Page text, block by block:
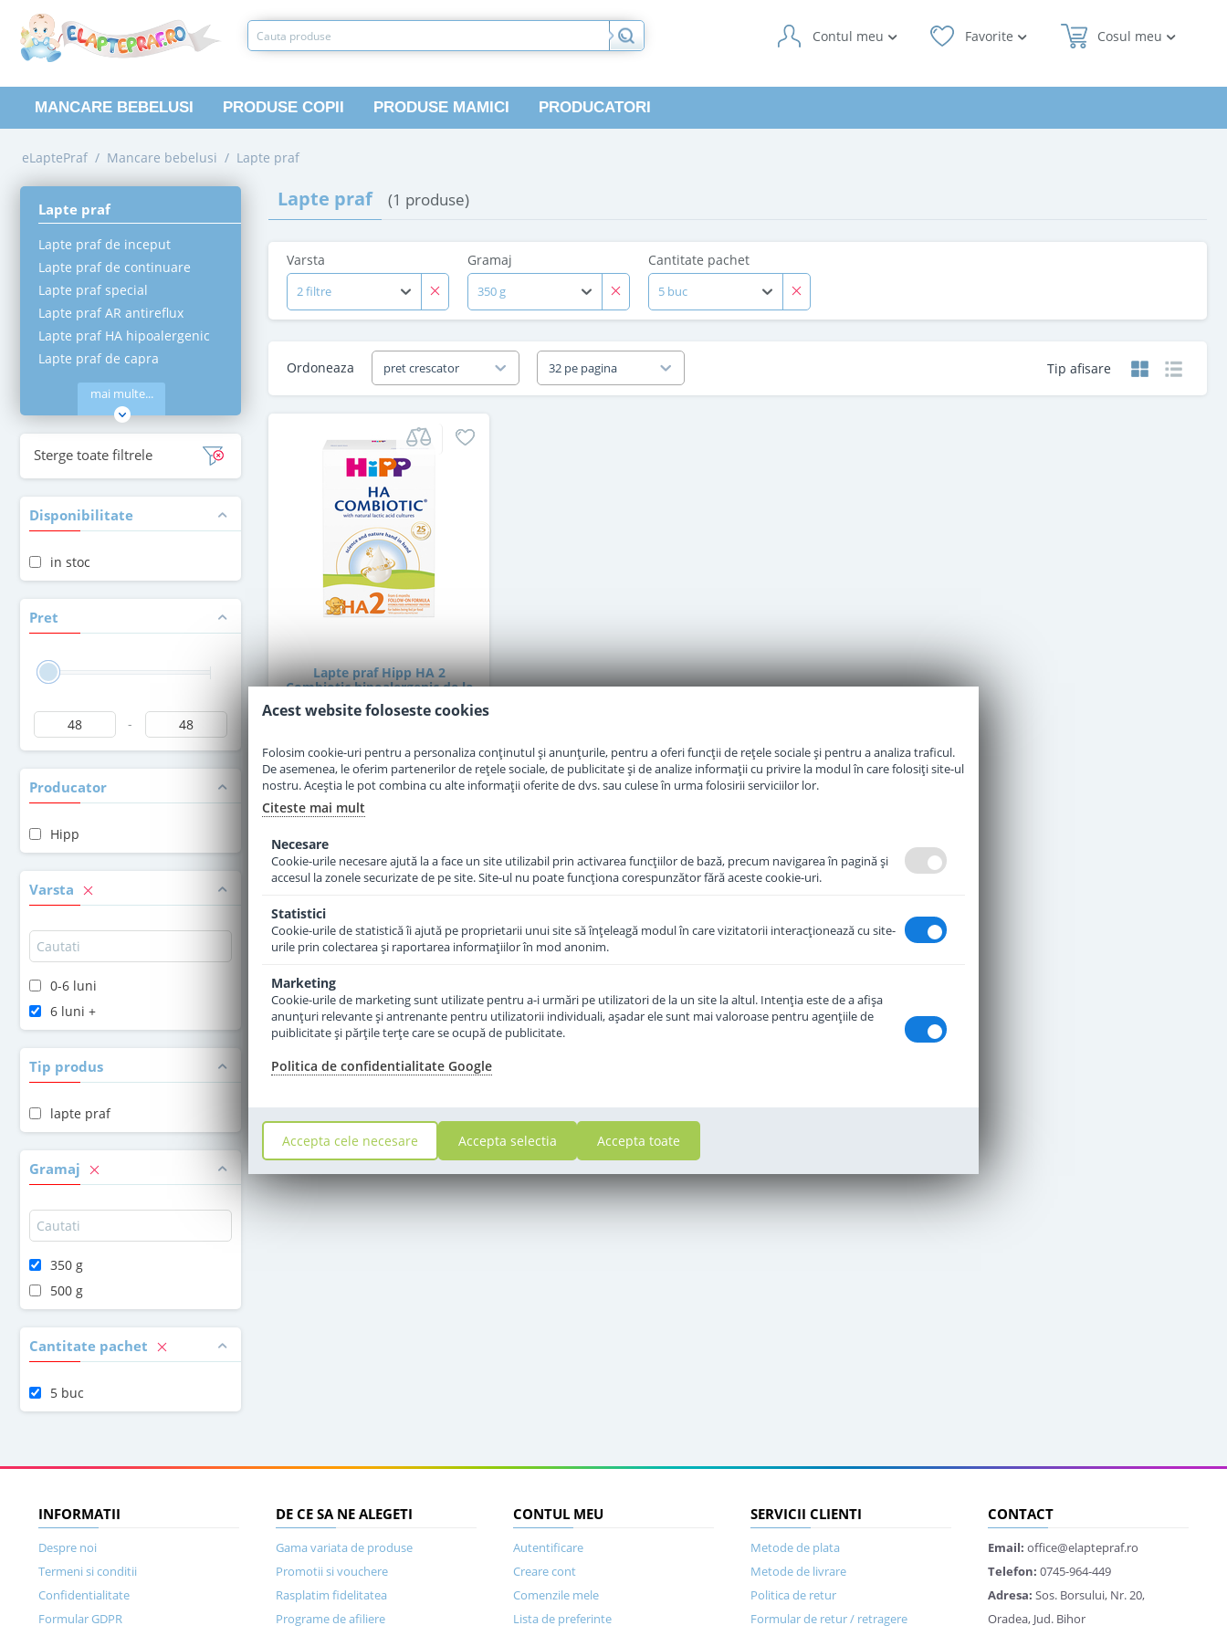
Cosul meu
Favorite
Contul meu
MANCARE BEBELUSI PRODUSE COPII PRODUSE MAMICI PRODUCATORI
eLaptePraf / Mancare bebelusi / Lapte praf
Lapte praf
Lapte praf de inceput
Lapte praf de continuare
Lapte praf special
Lapte praf AR antireflux
Lapte praf HA hipoalergenic
Lapte praf de capra
mai multe...
Sterge toate filtrele
Disponibilitate
in stoc
Pret
-
Producator
Hipp
Varsta
0-6 luni
6 luni +
Tip produs
lapte praf
Gramaj
350 g
500 g
Cantitate pachet
5 buc
Lapte praf (1 produse)
Varsta
2 filtre
Gramaj
350 g
Cantitate pachet
5 buc
Tip afisare
Ordoneaza pret crescator 32 pe pagina
Lapte praf Hipp HA 2
Combiotic hipoalergenic de la
6 luni 350 g
47
Momentan Indisponibil
INFORMATII
Despre noi
Termeni si conditii
Confidentialitate
Formular GDPR
DE CE SA NE ALEGETI
Gama variata de produse
Promotii si vouchere
Rasplatim fidelitatea
Programe de afiliere
CONTUL MEU
Autentificare
Creare cont
Comenzile mele
Lista de preferinte
SERVICII CLIENTI
Metode de plata
Metode de livrare
Politica de retur
Formular de retur / retragere
CONTACT
Email: office@elaptepraf.ro
Telefon: 0745-964-449
Adresa: Sos. Borsului, Nr. 20,
Oradea, Jud. Bihor
Acest website foloseste cookies
Folosim cookie-uri pentru a personaliza conținutul și anunțurile, pentru a oferi funcții de rețele sociale și pentru a analiza traficul.
De asemenea, le oferim partenerilor de rețele sociale, de publicitate și de analize informații cu privire la modul în care folosiți site-ul
nostru. Aceștia le pot combina cu alte informații oferite de dvs. sau culese în urma folosirii serviciilor lor.
Citeste mai mult
Necesare
Cookie-urile necesare ajută la a face un site utilizabil prin activarea funcţiilor de bază, precum navigarea în pagină şi
accesul la zonele securizate de pe site. Site-ul nu poate funcţiona corespunzător fără aceste cookie-uri.
Statistici
Cookie-urile de statistică îi ajută pe proprietarii unui site să înţeleagă modul în care vizitatorii interacţionează cu site-
urile prin colectarea şi raportarea informaţiilor în mod anonim.
Marketing
Cookie-urile de marketing sunt utilizate pentru a-i urmări pe utilizatori de la un site la altul. Intenţia este de a afişa
anunţuri relevante şi antrenante pentru utilizatorii individuali, aşadar ele sunt mai valoroase pentru agenţiile de
puiblicitate şi părţile terţe care se ocupă de publicitate.
Politica de confidentialitate Google
Accepta cele necesare Accepta selectia Accepta toate